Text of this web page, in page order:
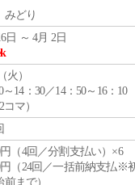
どり
日 ～ 4月 2日
火 ）
～14：30／14：50～16：10
コマ）
円（4回／分割支払い）×6
円（24回／一括前納支払※
まで）